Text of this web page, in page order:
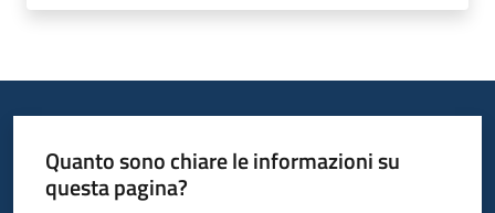
Quanto sono chiare le informazioni su
questa pagina?